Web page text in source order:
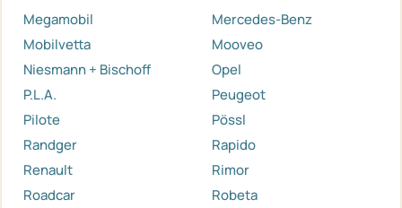
Megamobil
Mercedes-Benz
Mobilvetta
Mooveo
Niesmann + Bischoff
Opel
P.L.A.
Peugeot
Pilote
Pössl
Randger
Rapido
Renault
Rimor
Roadcar
Robeta